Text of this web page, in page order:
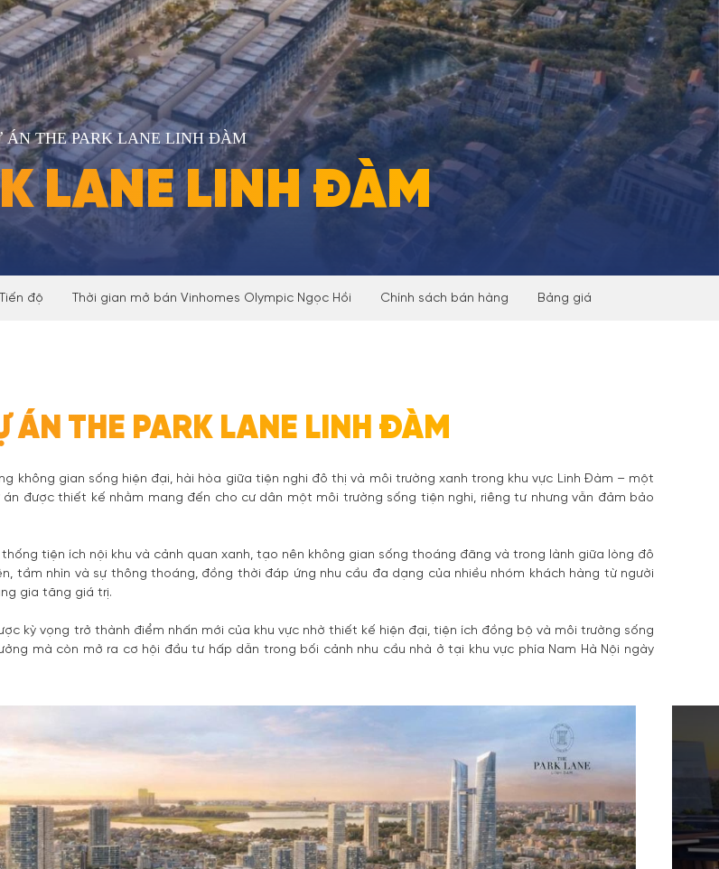
ÁN THE PARK LANE LINH ĐÀM
LANE LINH ĐÀM
Tiến độ Thời gian mở bán Vinhomes Olympic Ngọc Hồi Chính sách bán hàng Bảng giá
ÁN THE PARK LANE LINH ĐÀM
không gian sống hiện đại, hài hòa giữa tiện nghi đô thị và môi trường xanh trong khu vực Linh Đàm – một
được thiết kế nhằm mang đến cho cư dân một môi trường sống tiện nghi, riêng tư nhưng vẫn đảm bảo
tiện ích nội khu và cảnh quan xanh, tạo nên không gian sống thoáng đãng và trong lành giữa lòng đô
tầm nhìn và sự thông thoáng, đồng thời đáp ứng nhu cầu đa dạng của nhiều nhóm khách hàng từ người
gia tăng giá trị.
kỳ vọng trở thành điểm nhấn mới của khu vực nhờ thiết kế hiện đại, tiện ích đồng bộ và môi trường sống
mà còn mở ra cơ hội đầu tư hấp dẫn trong bối cảnh nhu cầu nhà ở tại khu vực phía Nam Hà Nội ngày